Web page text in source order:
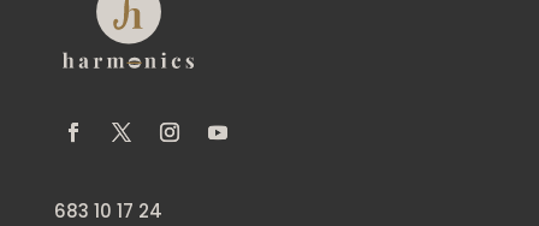
683 10 17 24